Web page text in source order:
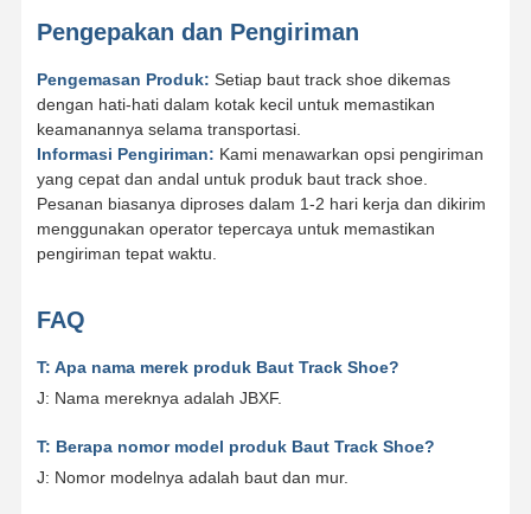
Pengepakan dan Pengiriman
Pengemasan Produk: Setiap baut track shoe dikemas
dengan hati-hati dalam kotak kecil untuk memastikan
keamanannya selama transportasi.
Informasi Pengiriman: Kami menawarkan opsi pengiriman
yang cepat dan andal untuk produk baut track shoe.
Pesanan biasanya diproses dalam 1-2 hari kerja dan dikirim
menggunakan operator tepercaya untuk memastikan
pengiriman tepat waktu.
FAQ
T: Apa nama merek produk Baut Track Shoe?
J: Nama mereknya adalah JBXF.
T: Berapa nomor model produk Baut Track Shoe?
J: Nomor modelnya adalah baut dan mur.